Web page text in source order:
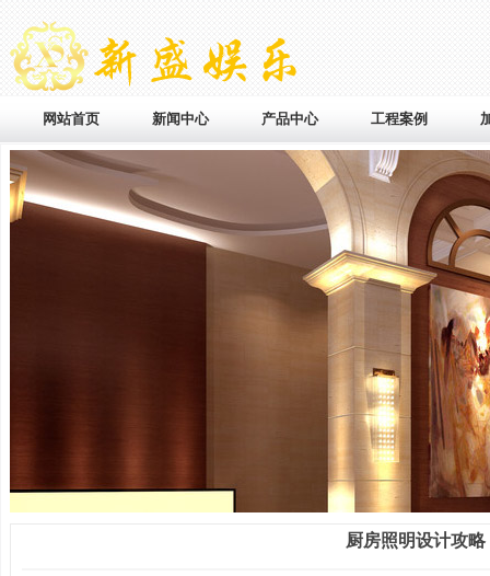
网站首页 新闻中心 产品中心 工程案例
厨房照明设计攻略